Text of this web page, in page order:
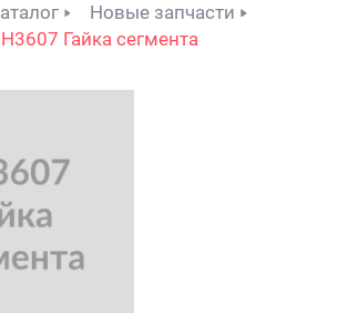
Новые запчасти
Гайка сегмента